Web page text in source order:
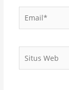
Web